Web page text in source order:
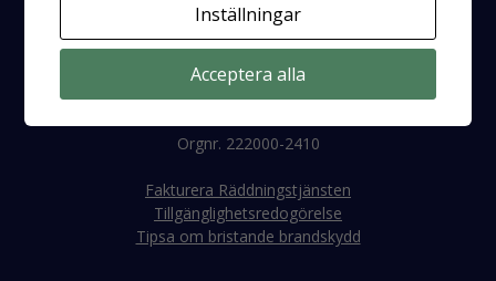
E-post:raddningstjanst@rtjeh.se
Telefon:
0171-47 56 00
Orgnr. 222000-2410
Fakturera Räddningstjänsten
Tillgänglighetsredogörelse
Tipsa om bristande brandskydd
Inställningar
Acceptera alla